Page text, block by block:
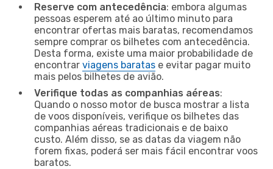
Reserve com antecedência: embora algumas
pessoas esperem até ao último minuto para
encontrar ofertas mais baratas, recomendamos
sempre comprar os bilhetes com antecedência.
Desta forma, existe uma maior probabilidade de
encontrar viagens baratas e evitar pagar muito
mais pelos bilhetes de avião.
Verifique todas as companhias aéreas:
Quando o nosso motor de busca mostrar a lista
de voos disponíveis, verifique os bilhetes das
companhias aéreas tradicionais e de baixo
custo. Além disso, se as datas da viagem não
forem fixas, poderá ser mais fácil encontrar voos
baratos.